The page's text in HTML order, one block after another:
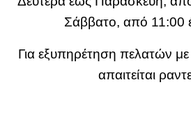
Σάββατο, από 11:00
Για εξυπηρέτηση πελατών
απαιτείται